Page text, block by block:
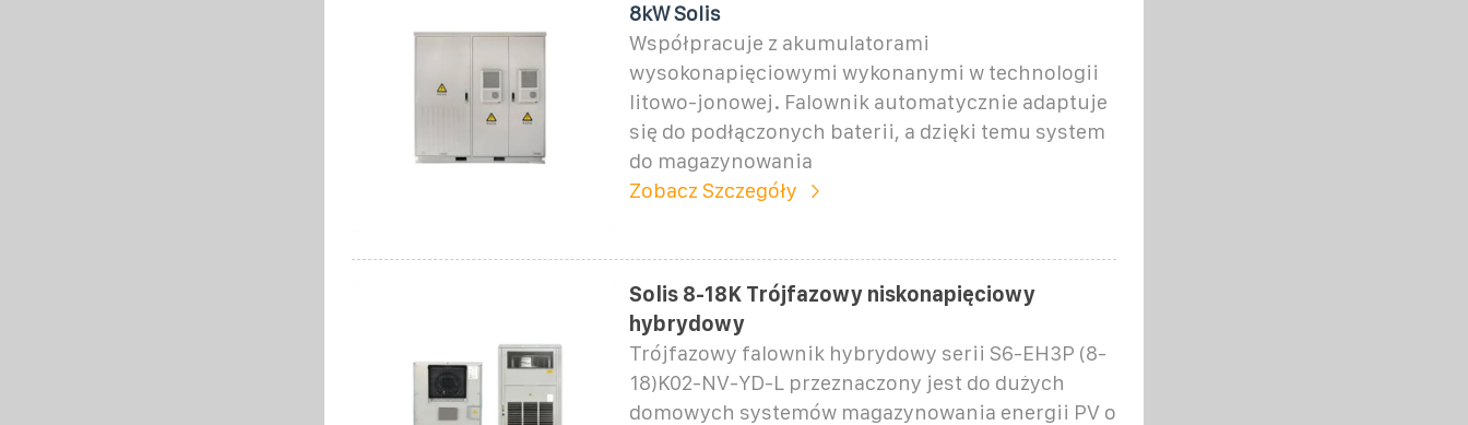
8kW Solis
Współpracuje z akumulatorami
wysokonapięciowymi wykonanymi w technologii
litowo-jonowej. Falownik automatycznie adaptuje
się do podłączonych baterii, a dzięki temu system
do magazynowania
Zobacz Szczegóły
Solis 8-18K Trójfazowy niskonapięciowy
hybrydowy
Trójfazowy falownik hybrydowy serii S6-EH3P (8-
18)K02-NV-YD-L przeznaczony jest do dużych
domowych systemów magazynowania energii PV o